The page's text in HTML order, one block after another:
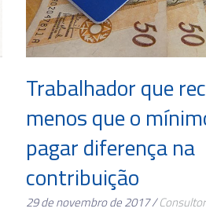
Trabalhador que
menos que o
pagar diferença na
contribuição
29 de novembro de 2017 /